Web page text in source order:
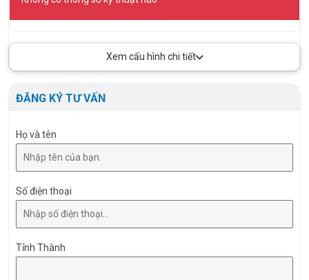
Xem cấu hình chi tiết
ĐĂNG KÝ TƯ VẤN
Họ và tên
Số điện thoại
Tỉnh Thành